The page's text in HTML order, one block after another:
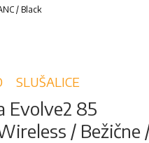
/ Black
SLUŠALICE
Evolve2 85
/ Bežične